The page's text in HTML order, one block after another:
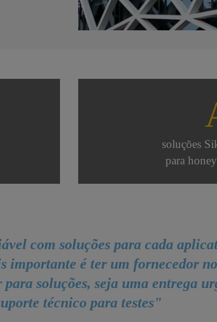
soluções
para
com soluções para cada
importante é ter um fornecedor
soluções, seja uma entrega
técnico para testes"